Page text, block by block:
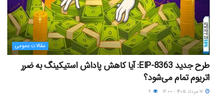
مقالات عمومی
طرح جدید EIP-8363: آیا کاهش پاداش استیکینگ به ضرر
اتریوم تمام می‌شود؟